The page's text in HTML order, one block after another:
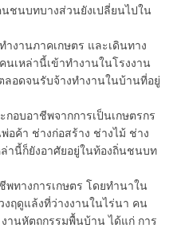
ชนบทบางส่วนยังเปลี่ยนไปใน
นภาคเกษตร และเดินทาง
นเหล่านี้เข้าทำงานในโรงงาน
ลอดจนรับจ้างทำงานในบ้านที่อยู่
อาชีพจากการเป็นเกษตรกร
ค้า ช่างก่อสร้าง ช่างไม้ ช่าง
านี้ก็ยังอาศัยอยู่ในท้องถิ่นชนบท
งการเกษตร โดยทำนาใน
ฤดูแล้งที่ว่างงานในไร่นา คน
านหัตถกรรมพื้นบ้าน ได้แก่ การ